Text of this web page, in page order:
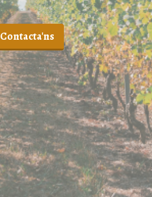
Contacta'ns